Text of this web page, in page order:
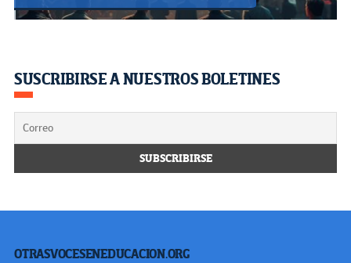
SUSCRIBIRSE A NUESTROS BOLETINES
OTRASVOCESENEDUCACION.ORG